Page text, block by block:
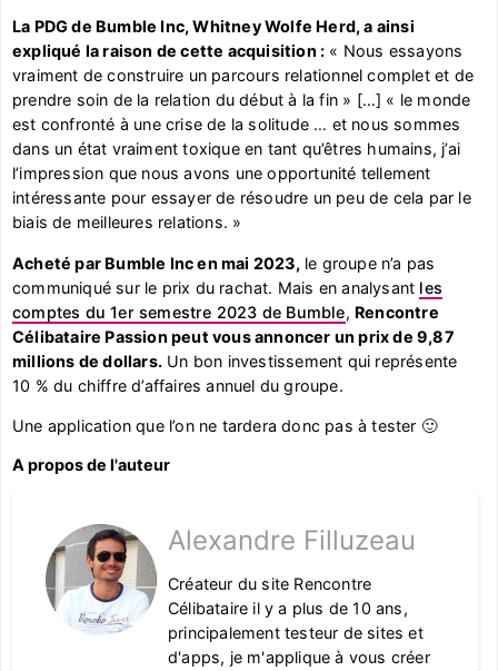
La PDG de Bumble Inc, Whitney Wolfe Herd, a ainsi
expliqué la raison de cette acquisition : « Nous essayons
vraiment de construire un parcours relationnel complet et de
prendre soin de la relation du début à la fin » […] « le monde
est confronté à une crise de la solitude … et nous sommes
dans un état vraiment toxique en tant qu’êtres humains, j’ai
l’impression que nous avons une opportunité tellement
intéressante pour essayer de résoudre un peu de cela par le
biais de meilleures relations. »
Acheté par Bumble Inc en mai 2023, le groupe n’a pas
communiqué sur le prix du rachat. Mais en analysant les
comptes du 1er semestre 2023 de Bumble, Rencontre
Célibataire Passion peut vous annoncer un prix de 9,87
millions de dollars. Un bon investissement qui représente
10 % du chiffre d’affaires annuel du groupe.
Une application que l’on ne tardera donc pas à tester 🙂
A propos de l'auteur
Alexandre Filluzeau
Créateur du site Rencontre
Célibataire il y a plus de 10 ans,
principalement testeur de sites et
d'apps, je m'applique à vous créer